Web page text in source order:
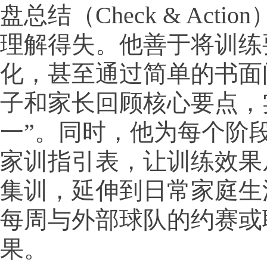
盘总结（Check & Action
理解得失。他善于将训
化，甚至通过简单的书
子和家长回顾核心要点
一”。同时，他为每个阶
家训指引表，让训练效
集训，延伸到日常家庭
每周与外部球队的约赛
果。